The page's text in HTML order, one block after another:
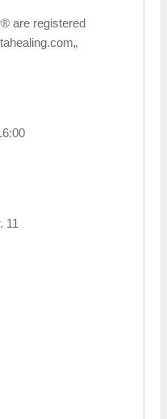
are registered
11